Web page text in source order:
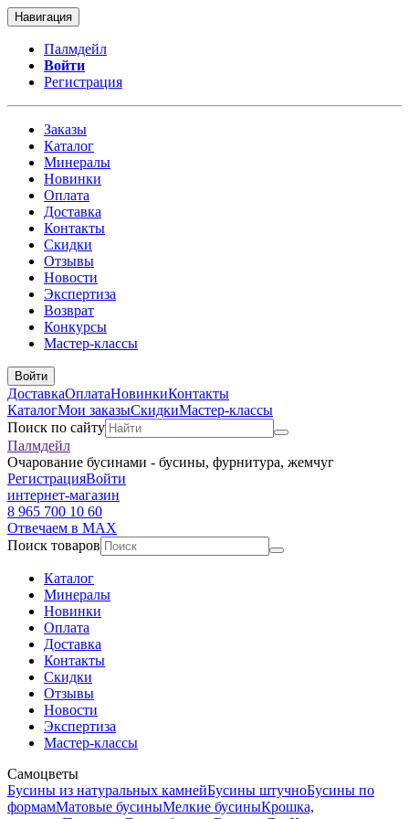
Навигация
Палмдейл
Войти
Регистрация
Заказы
Каталог
Минералы
Новинки
Оплата
Доставка
Контакты
Скидки
Отзывы
Новости
Экспертиза
Возврат
Конкурсы
Мастер-классы
Войти
ДоставкаОплатаНовинкиКонтакты
КаталогМои заказыСкидкиМастер-классы
Поиск по сайту
Палмдейл
Очарование бусинами - бусины, фурнитура, жемчуг
РегистрацияВойти
интернет-магазин
8 965 700 10 60
Отвечаем в MAX
Поиск товаров
Каталог
Минералы
Новинки
Оплата
Доставка
Контакты
Скидки
Отзывы
Новости
Экспертиза
Мастер-классы
Самоцветы
Бусины из натуральных камнейБусины штучноБусины по
формамМатовые бусиныМелкие бусиныКрошка,